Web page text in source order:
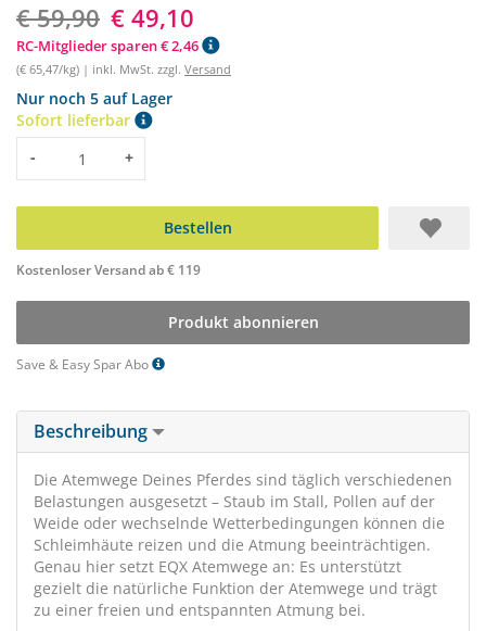
€ 59,90 € 49,10
RC-Mitglieder sparen € 2,46
(€ 65,47/kg) | inkl. MwSt. zzgl. Versand
Nur noch 5 auf Lager
Sofort lieferbar
Menge
- +
Bestellen
Kostenloser Versand ab € 119
Produkt abonnieren
Save & Easy Spar Abo
Beschreibung
Die Atemwege Deines Pferdes sind täglich verschiedenen
Belastungen ausgesetzt – Staub im Stall, Pollen auf der
Weide oder wechselnde Wetterbedingungen können die
Schleimhäute reizen und die Atmung beeinträchtigen.
Genau hier setzt EQX Atemwege an: Es unterstützt
gezielt die natürliche Funktion der Atemwege und trägt
zu einer freien und entspannten Atmung bei.